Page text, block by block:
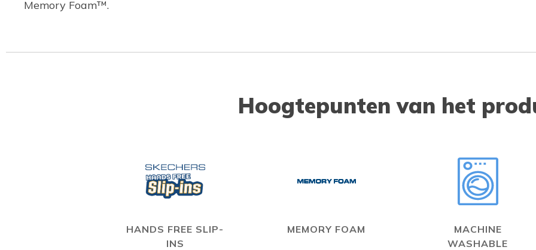
Memory Foam™.
Hoogtepunten van het
HANDS FREE SLIP-
INS
MEMORY FOAM
MACHINE
WASHABLE